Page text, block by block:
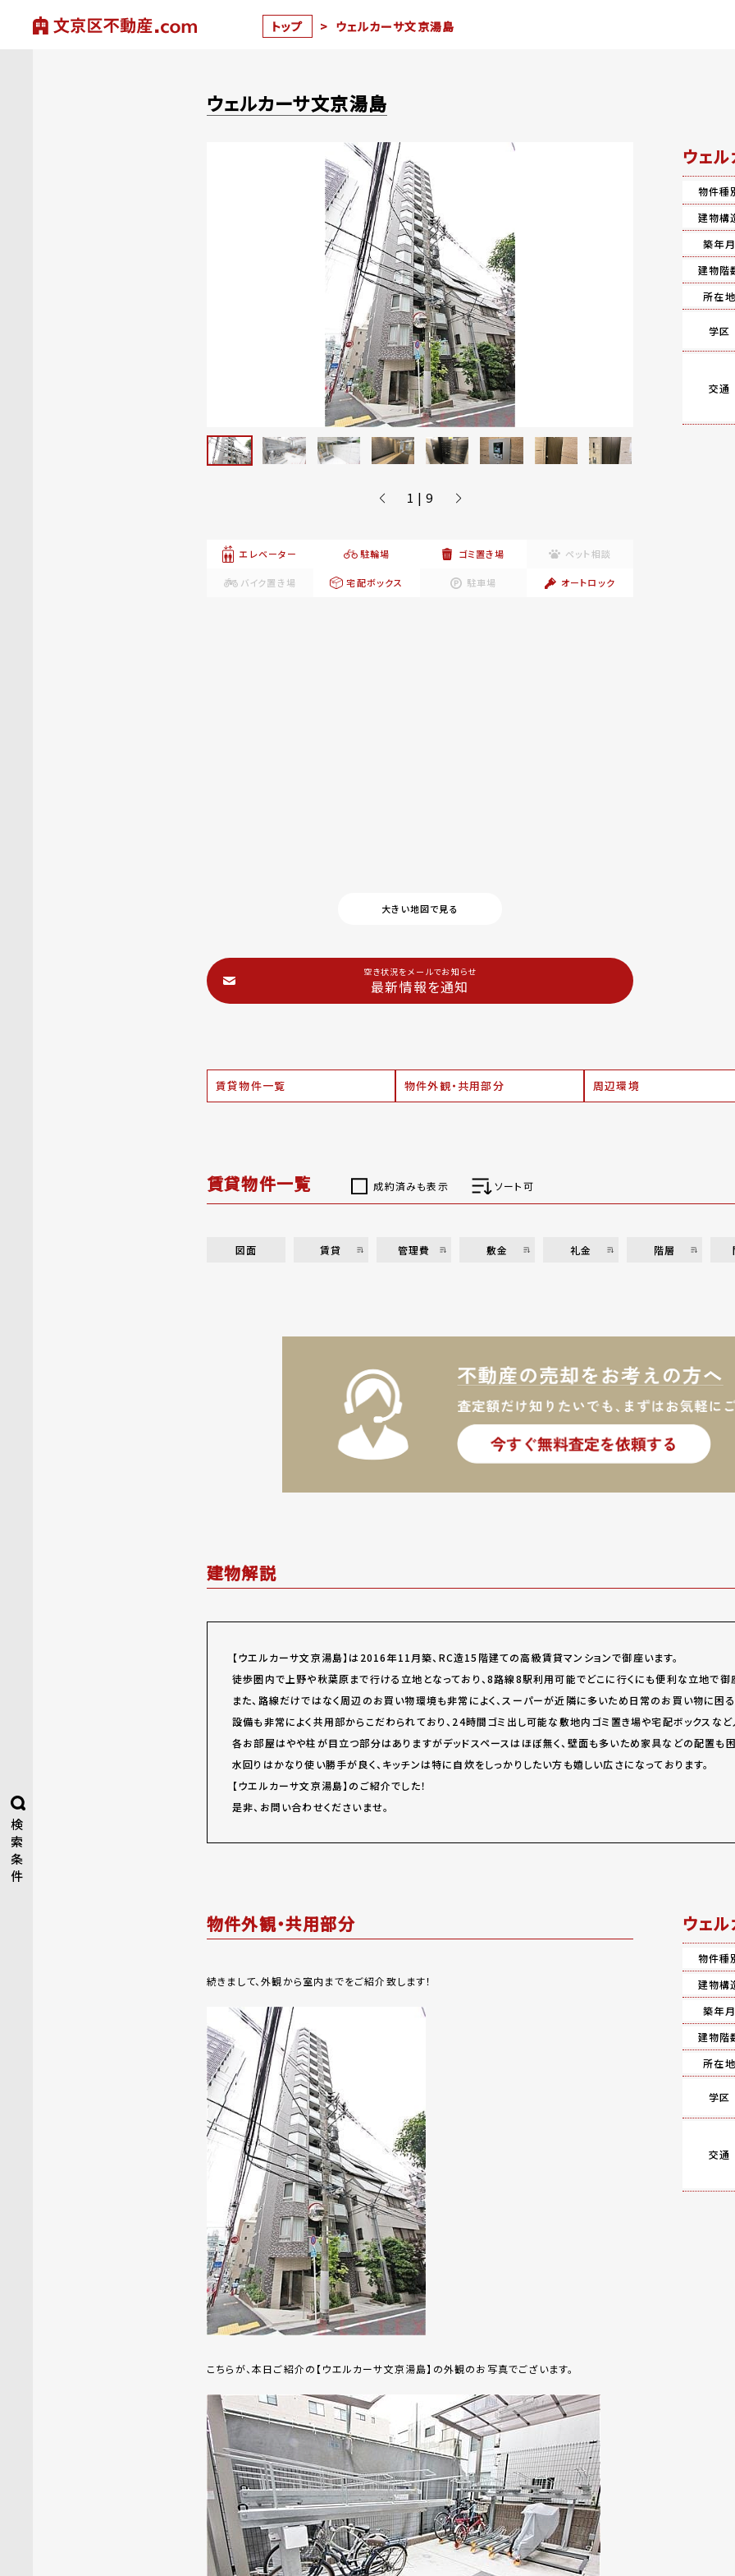
トップ > ウェルカーサ文京湯島
検
索
条
件
ウェルカーサ文京湯島
1 | 9
エレベーター 駐輪場 ゴミ置き場 ペット相談
バイク置き場 宅配ボックス 駐車場 オートロック
大きい地図で見る
空き状況をメールでお知らせ
最新情報を通知
賃貸物件一覧 物件外観・共用部分 周辺環境
ウェ
物件種
建物構
築年月
建物階
所在地
学区
交通
賃貸物件一覧 成約済みも表示 ソート可
図面 賃貸 管理費 敷金 礼金 階層
建物解説
【ウエルカーサ文京湯島】は2016年11月築、RC造15階建ての高級賃貸マンションで御座います。
徒歩圏内で上野や秋葉原まで行ける立地となっており、8路線8駅利用可能でどこに行くにも便利な立地で御
また、路線だけではなく周辺のお買い物環境も非常によく、スーパーが近隣に多いため日常のお買い物に困
設備も非常によく共用部からこだわられており、24時間ゴミ出し可能な敷地内ゴミ置き場や宅配ボックスなど
各お部屋はやや柱が目立つ部分はありますがデッドスペースはほぼ無く、壁面も多いため家具などの配置も
水回りはかなり使い勝手が良く、キッチンは特に自炊をしっかりしたい方も嬉しい広さになっております。
【ウエルカーサ文京湯島】のご紹介でした！
是非、お問い合わせくださいませ。
物件外観・共用部分
続きまして、外観から室内までをご紹介致します！
こちらが、本日ご紹介の【ウエルカーサ文京湯島】の外観のお写真でございます。
ウェ
物件種
建物構
築年月
建物階
所在地
学区
交通